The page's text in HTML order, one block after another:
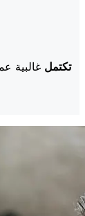
تكتمل غالبية